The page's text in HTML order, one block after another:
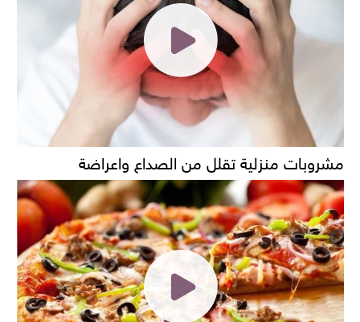
مشروبات منزلية تقلل من الصداع واعراضة